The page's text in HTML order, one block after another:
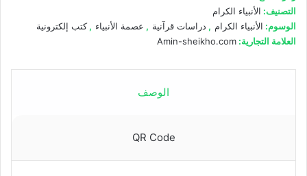
التصنيف: الأنبياء الكرام
الوسوم: الأنبياء الكرام , دراسات قرآنية , عصمة الأنبياء ,كتب إلكترونية
العلامة التجارية: Amin-sheikho.com
الوصف
QR Code